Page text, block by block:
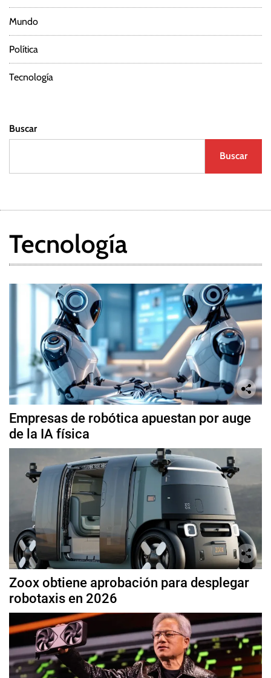
Mundo
Política
Tecnología
Buscar
Buscar
Tecnología
Empresas de robótica apuestan por auge
de la IA física
Zoox obtiene aprobación para desplegar
robotaxis en 2026